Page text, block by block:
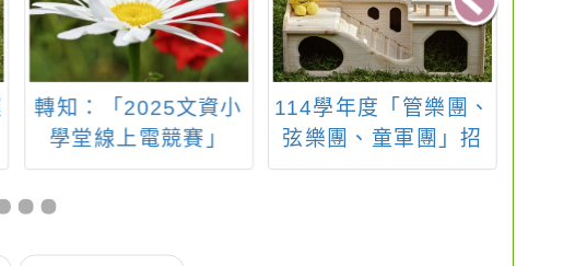
114學年度「管樂團、
弦樂團、童軍團」招
生中~~~
轉知臺北市政府辦理
「2025臺北馬拉松」
活動一案，請踴躍報